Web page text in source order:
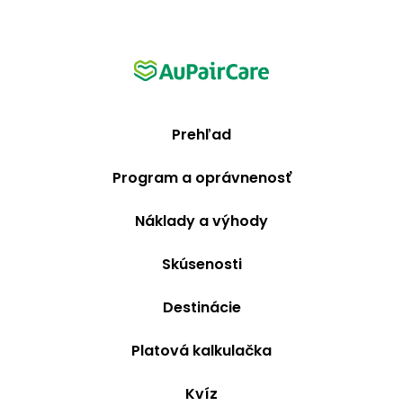
Prehľad
Program a oprávnenosť
Náklady a výhody
Skúsenosti
Destinácie
Platová kalkulačka
Kvíz